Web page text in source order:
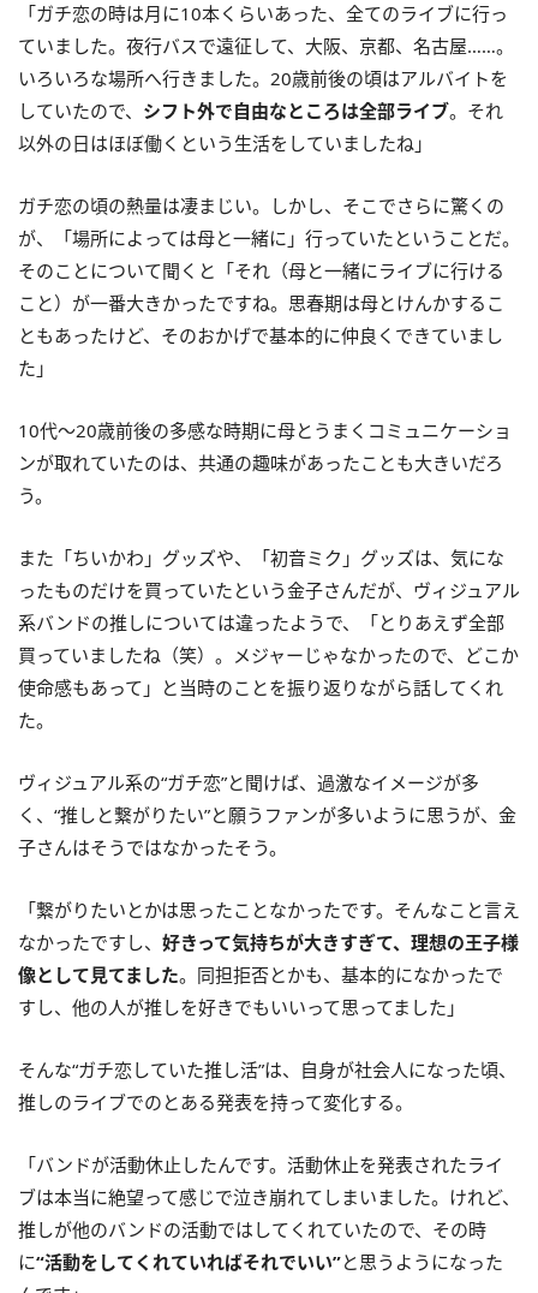
「ガチ恋の時は月に10本くらいあった、全てのライブに行っ
ていました。夜行バスで遠征して、大阪、京都、名古屋……。
いろいろな場所へ行きました。20歳前後の頃はアルバイトを
していたので、 シフト外で自由なところは全部ライブ。それ
以外の日はほぼ働くという生活をしていましたね」
ガチ恋の頃の熱量は凄まじい。しかし、そこでさらに驚くの
が、「場所によっては母と一緒に」行っていたということだ。
そのことについて聞くと「それ（母と一緒にライブに行ける
こと）が一番大きかったですね。思春期は母とけんかするこ
ともあったけど、そのおかげで基本的に仲良くできていまし
た」
10代〜20歳前後の多感な時期に母とうまくコミュニケーショ
ンが取れていたのは、共通の趣味があったことも大きいだろ
う。
また「ちいかわ」グッズや、「初音ミク」グッズは、気にな
ったものだけを買っていたという金子さんだが、ヴィジュアル
系バンドの推しについては違ったようで、「とりあえず全部
買っていましたね（笑）。メジャーじゃなかったので、どこか
使命感もあって」と当時のことを振り返りながら話してくれ
た。
ヴィジュアル系の“ガチ恋”と聞けば、過激なイメージが多
く、“推しと繋がりたい”と願うファンが多いように思うが、金
子さんはそうではなかったそう。
「繋がりたいとかは思ったことなかったです。そんなこと言え
なかったですし、 好きって気持ちが大きすぎて、理想の王子様
像として見てました。同担拒否とかも、基本的になかったで
すし、他の人が推しを好きでもいいって思ってました」
そんな“ガチ恋していた推し活”は、自身が社会人になった頃、
推しのライブでのとある発表を持って変化する。
「バンドが活動休止したんです。活動休止を発表されたライ
ブは本当に絶望って感じで泣き崩れてしまいました。けれど、
推しが他のバンドの活動ではしてくれていたので、その時
に“活動をしてくれていればそれでいい”と思うようになった